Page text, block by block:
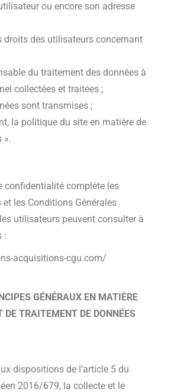
ou encore son adresse
droits des utilisateurs concernant
du traitement des données à
collectées et traitées ;
sont transmises ;
la politique du site en matière de
».
confidentialité complète les
les Conditions Générales
utilisateurs peuvent consulter à
:
acquisitions-cgu.com/
GÉNÉRAUX EN MATIÈRE
DE TRAITEMENT DE DONNÉES
dispositions de l’article 5 du
2016/679, la collecte et le